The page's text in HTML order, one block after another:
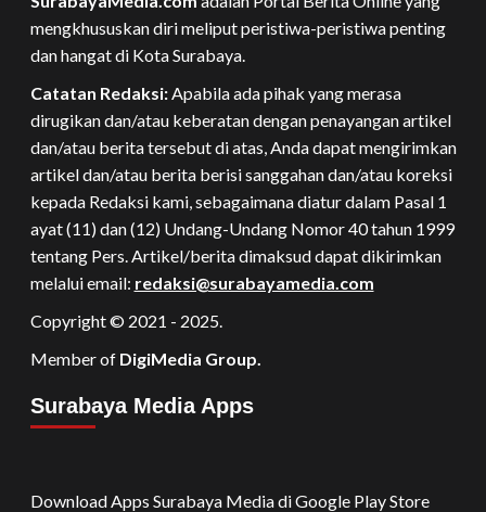
mengkhususkan diri meliput peristiwa-peristiwa penting
dan hangat di Kota Surabaya.
Catatan Redaksi:Apabila ada pihak yang merasa
dirugikan dan/atau keberatan dengan penayangan artikel
dan/atau berita tersebut di atas, Anda dapat mengirimkan
artikel dan/atau berita berisi sanggahan dan/atau koreksi
kepada Redaksi kami, sebagaimana diatur dalam Pasal 1
ayat (11) dan (12) Undang-Undang Nomor 40 tahun 1999
tentang Pers. Artikel/berita dimaksud dapat dikirimkan
melalui email: redaksi@surabayamedia.com
Copyright © 2021 - 2025.
Member of DigiMedia Group.
Surabaya Media Apps
Download Apps Surabaya Media di Google Play Store